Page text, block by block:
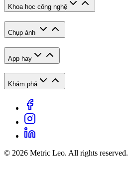
Khoa học công nghệ
Chụp ảnh
App hay
Khám phá
© 2026 Metric Leo. All rights reserved.